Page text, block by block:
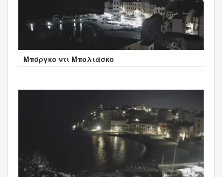
Μπόργκο ντι Μπολιάσκο